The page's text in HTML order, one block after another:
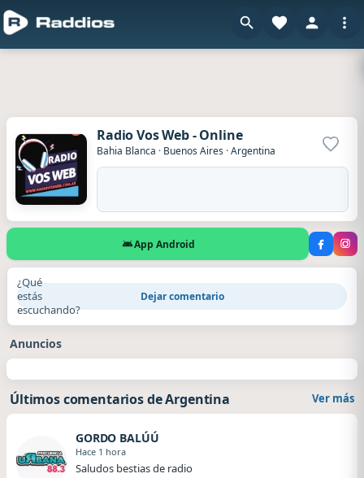
Radio Vos Web - Online
Bahia Blanca · Buenos Aires ·Argentina
App Android
¿Qué
estás
escuchando?
Dejar comentario
Anuncios
Últimos comentarios de Argentina Ver más
GORDO BALÚÚ
Hace 1 hora
Saludos bestias de radio